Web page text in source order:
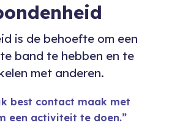
is de behoefte om een
band te hebben en te
met anderen.
best contact maak met
een activiteit te doen.